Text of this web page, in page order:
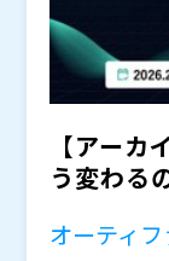
また後半では
という観点か
す。
単なるツー
・ベンダー
ザー主導で
くか
・SAP
を提供し、案
解説します。
【アー
う変わる
オーティ